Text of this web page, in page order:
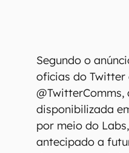
Segundo o
oficias do Twitter
disponibilizada
por meio do
antecipado a